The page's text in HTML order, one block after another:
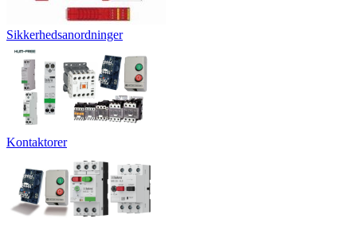
Sikkerhedsanordninger
Kontaktorer